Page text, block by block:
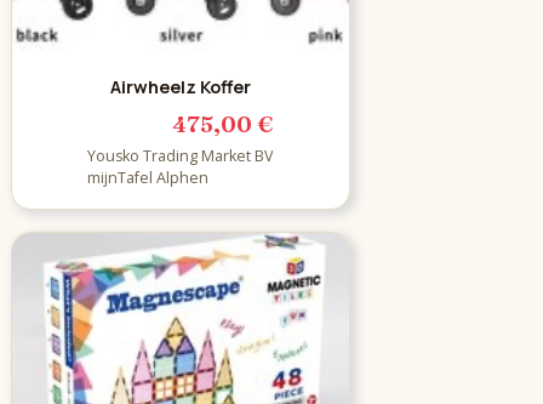
Airwheelz Koffer
475,00 €
Yousko Trading Market BV
mijnTafel Alphen